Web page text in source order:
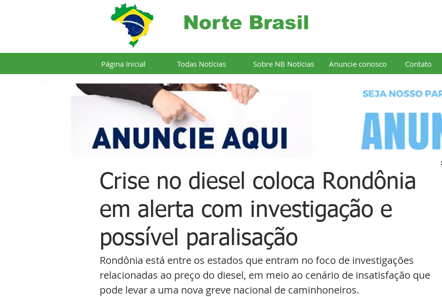
Norte Brasil
Página Inicial Todas Notícias Sobre NB Notícias Anuncie conosco Contato
Crise no diesel coloca Rondônia
em alerta com investigação e
possível paralisação
Rondônia está entre os estados que entram no foco de investigações
relacionadas ao preço do diesel, em meio ao cenário de insatisfação que
pode levar a uma nova greve nacional de caminhoneiros.